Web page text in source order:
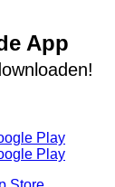
App